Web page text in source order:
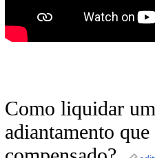
Como liquidar
adiantamento que